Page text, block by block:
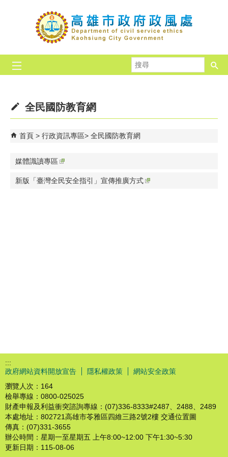
跳到主要內容區塊
尋
全民國防教育網
首頁 行政資訊專區 全民國防教育網
媒體識讀專區
新版「臺灣全民安全指引」宣傳推廣方式
:::
政府網站資料開放宣告
隱私權政策
網站安全政策
瀏覽人次： 164
檢舉專線：0800-025025
財產申報及利益衝突諮詢專線：(07)336-8333#2487、2488、2489
本處地址：802721高雄市苓雅區四維三路2號2樓 交通位置圖
傳真：(07)331-3655
辦公時間：星期一至星期五 上午8:00~12:00 下午1:30~5:30
更新日期： 115-08-06